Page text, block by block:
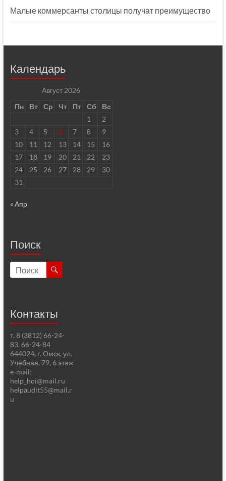
Малые коммерсанты столицы получат преимущество
Календарь
Август 2026
Пн
Вт Ср Чт Пт Сб
Вс
1
2
3
4 5 6 7 8
9
10
11 12 13 14 15
16
17
18 19 20 21 22
23
24
25 26 27 28 29
30
31
« Апр
Поиск
Контакты
т. 8 (3812) 66-24-
83, 66-24-84
644024, г. Омск, ул.
Учебная, 79, 6 этаж
e-mail:
help_hoi@mail.ru
helpaudit55@mail.r
u